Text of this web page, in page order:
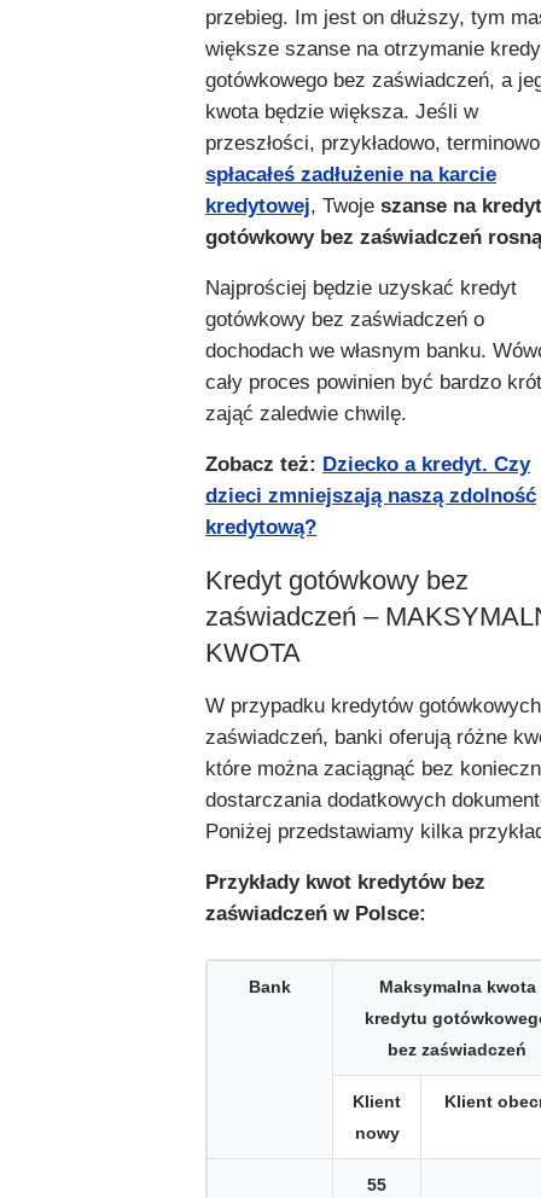
przebieg. Im jest on dłuższy, tym
większe szanse na otrzymanie
gotówkowego bez zaświadczeń, a
kwota będzie większa. Jeśli w
przeszłości, przykładowo, terminowo
spłacałeś zadłużenie na karcie
kredytowej, Twoje szanse na kredyt
gotówkowy bez zaświadczeń
Najprościej będzie uzyskać kredyt
gotówkowy bez zaświadczeń o
dochodach we własnym banku.
cały proces powinien być bardzo
zająć zaledwie chwilę.
Zobacz też: Dziecko a kredyt. Czy
dzieci zmniejszają naszą zdolność
kredytową?
Kredyt gotówkowy bez
zaświadczeń –
KWOTA
W przypadku kredytów
zaświadczeń, banki oferują różne
które można zaciągnąć bez
dostarczania dodatkowych
Poniżej przedstawiamy kilka
Przykłady kwot kredytów bez
zaświadczeń w Polsce:
Bank
Maksymalna kwota
kredytu
bez zaświadczeń
Klient
nowy
Klient
55